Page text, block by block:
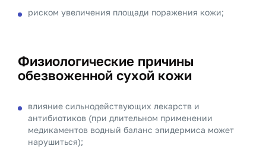
риском увеличения площади поражения кожи;
Физиологические причины
обезвоженной сухой кожи
влияние сильнодействующих лекарств и
антибиотиков (при длительном применении
медикаментов водный баланс эпидермиса может
нарушиться);